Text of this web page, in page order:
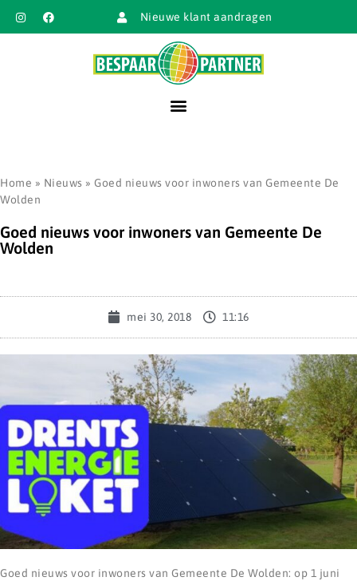
Nieuwe klant aandragen
Home » Nieuws » Goed nieuws voor inwoners van Gemeente De
Wolden
Goed nieuws voor inwoners van Gemeente De
Wolden
mei 30, 2018 11:16
Goed nieuws voor inwoners van Gemeente De Wolden: op 1 juni